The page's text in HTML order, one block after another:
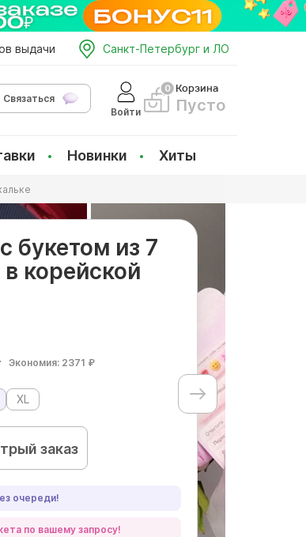
выдачи Санкт-Петербург и ЛО
Связаться
Войти
Корзина
Пусто
Новинки Хиты
букетом из 7
корейской
Экономия: 2371 ₽
XL
заказ
очереди!
по вашему запросу!